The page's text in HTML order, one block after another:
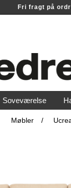
Fri fragt på
Soveværelse
Møbler /